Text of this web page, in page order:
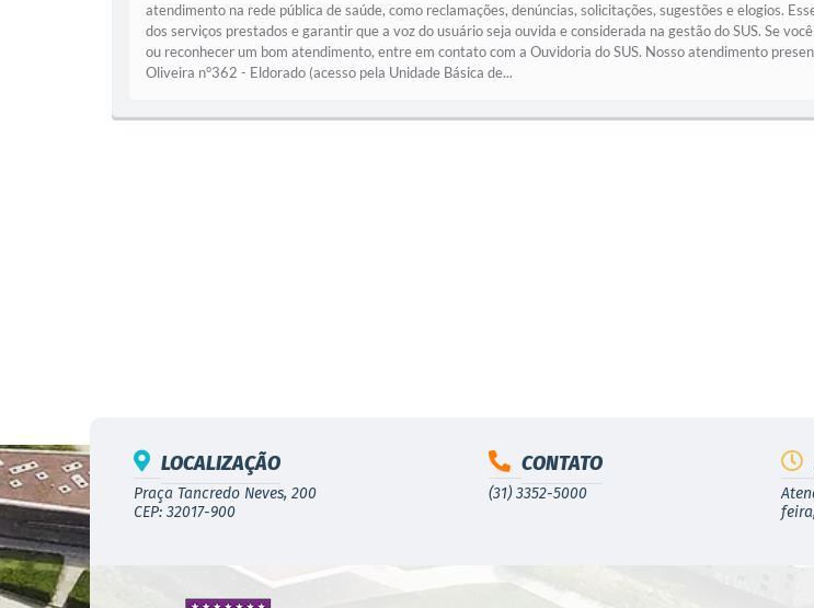
atendimento na rede pública de saúde, como reclamações, denúncias, solicitações, sugestões e elogios.
dos serviços prestados e garantir que a voz do usuário seja ouvida e considerada na gestão do SUS. Se
ou reconhecer um bom atendimento, entre em contato com a Ouvidoria do SUS. Nosso atendimento
Oliveira n°362 - Eldorado (acesso pela Unidade Básica de...
LOCALIZAÇÃO
Praça Tancredo Neves, 200
CEP: 32017-900
CONTATO
(31) 3352-5000